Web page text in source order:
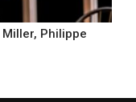
Miller, Philippe